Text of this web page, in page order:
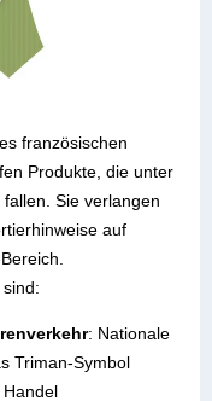
französischen
Produkte, die unter
Sie verlangen
auf
: Nationale
Triman-Symbol